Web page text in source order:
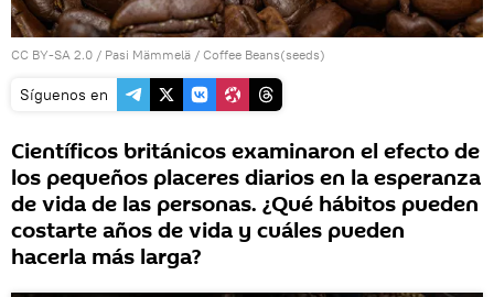
CC BY-SA 2.0 / Pasi Mämmelä / Coffee Beans(seeds)
Síguenos en
Científicos británicos examinaron el efecto de
los pequeños placeres diarios en la esperanza
de vida de las personas. ¿Qué hábitos pueden
costarte años de vida y cuáles pueden
hacerla más larga?